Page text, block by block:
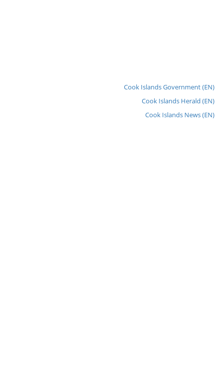
Cook Islands Government (EN)
Cook Islands Herald (EN)
Cook Islands News (EN)